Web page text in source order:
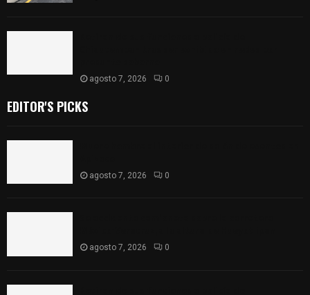
agosto 7, 2026 0
EDITOR'S PICKS
agosto 7, 2026 0
agosto 7, 2026 0